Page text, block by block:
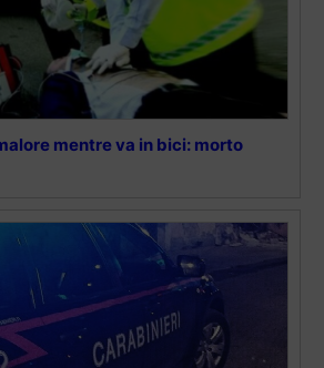
mentre va in bici: morto